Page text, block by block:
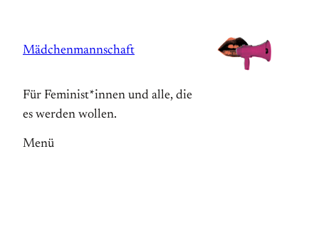
springen
Mädchenmannschaft
Für Feminist*innen und alle, die
es werden wollen.
Menü